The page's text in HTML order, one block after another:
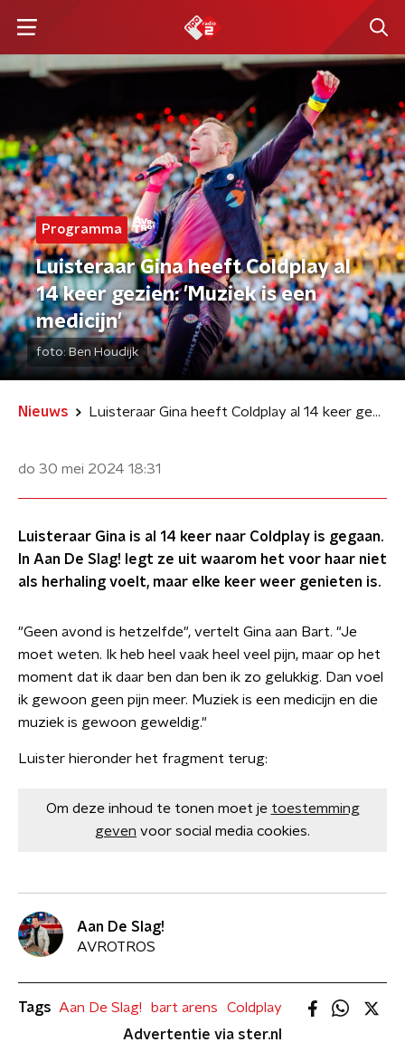
Programma
Luisteraar Gina heeft Coldplay al
14 keer gezien: 'Muziek is een
medicijn'
foto: Ben Houdijk
Nieuws Luisteraar Gina heeft Coldplay al 14 keer gezien: 'Muziek is een medicijn'
do 30 mei 2024 18:31
Luisteraar Gina is al 14 keer naar Coldplay is gegaan.
In Aan De Slag! legt ze uit waarom het voor haar niet
als herhaling voelt, maar elke keer weer genieten is.
"Geen avond is hetzelfde", vertelt Gina aan Bart. "Je
moet weten. Ik heb heel vaak heel veel pijn, maar op het
moment dat ik daar ben dan ben ik zo gelukkig. Dan voel
ik gewoon geen pijn meer. Muziek is een medicijn en die
muziek is gewoon geweldig."
Luister hieronder het fragment terug:
Om deze inhoud te tonen moet je toestemming
geven voor social media cookies.
Aan De Slag!
AVROTROS
Tags Aan De Slag! bart arens
Coldplay
Advertentie via ster.nl